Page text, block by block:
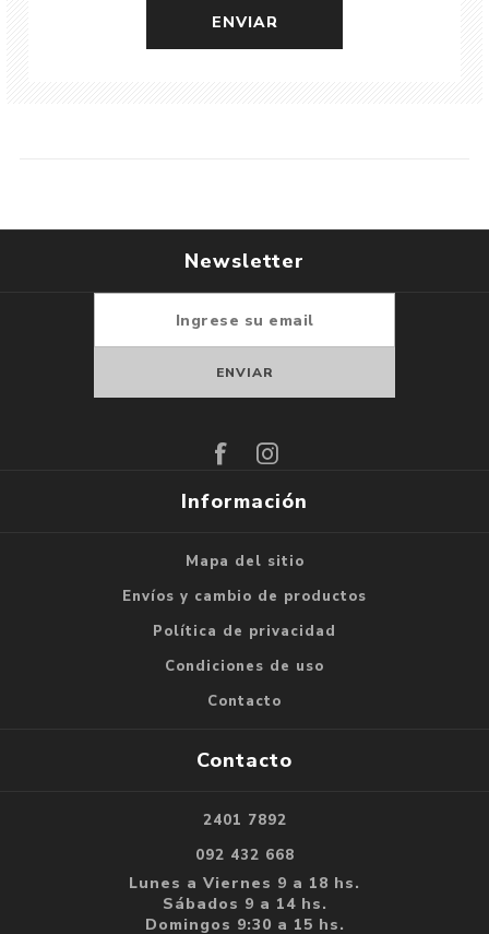
Newsletter
Información
Mapa del sitio
Envíos y cambio de productos
Política de privacidad
Condiciones de uso
Contacto
Contacto
2401 7892
092 432 668
Lunes a Viernes 9 a 18 hs.
Sábados 9 a 14 hs.
Domingos 9:30 a 15 hs.